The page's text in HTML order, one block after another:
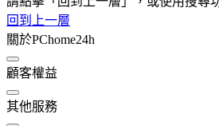
回到上一層
關於PChome24h
顧客權益
其他服務